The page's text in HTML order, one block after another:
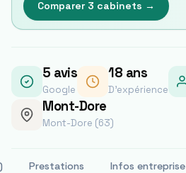
Comparer 3 cabinets →
5 avis
Google
18 ans
D'expérience
Mont-Dore
Mont-Dore (63)
Prestations Infos entreprise